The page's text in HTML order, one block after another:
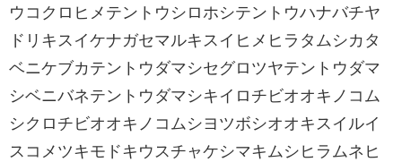
ウコクロヒメテントウシロホシテントウハナバチヤ
ドリキスイケナガセマルキスイヒメヒラタムシカタ
ベニケブカテントウダマシセグロツヤテントウダマ
シベニバネテントウダマシキイロチビオオキノコム
シクロチビオオキノコムシヨツボシオオキスイルイ
スコメツキモドキウスチャケシマキムシヒラムネヒ